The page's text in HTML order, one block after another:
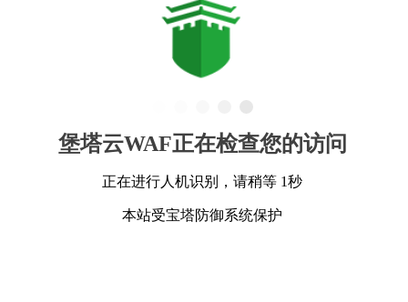
堡塔云WAF正在检查您的访问
正在进行人机识别，请稍等 1秒
本站受宝塔防御系统保护